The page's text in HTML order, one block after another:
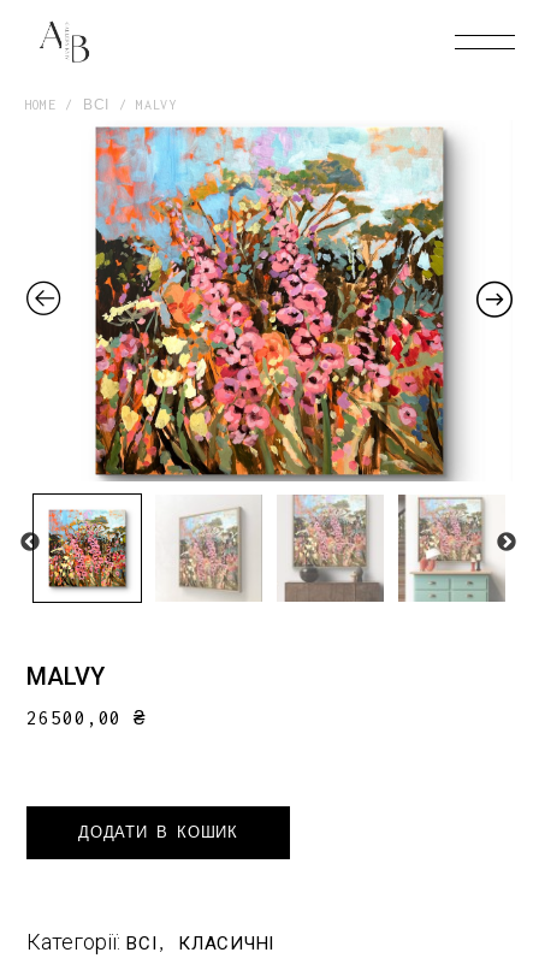
HOME ВСІ MALVY
MALVY
26500,00₴
ДОДАТИ В КОШИК
Категорії: ВСІ, КЛАСИЧНІ